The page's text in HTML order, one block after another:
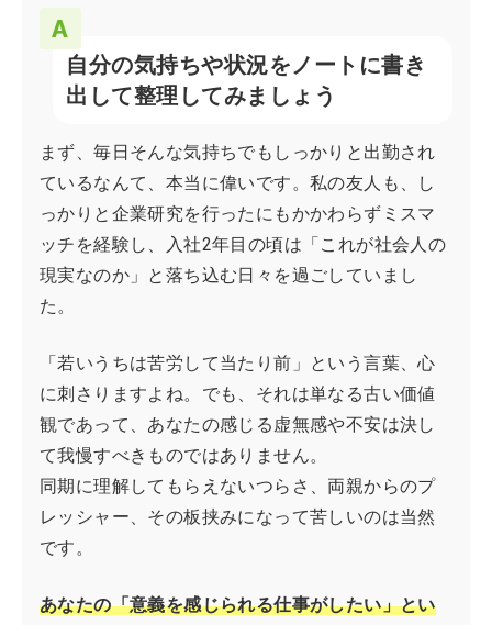
自分の気持ちや状況をノートに書き
出して整理してみましょう
まず、毎日そんな気持ちでもしっかりと出勤され
ているなんて、本当に偉いです。私の友人も、し
っかりと企業研究を行ったにもかかわらずミスマ
ッチを経験し、入社2年目の頃は「これが社会人の
現実なのか」と落ち込む日々を過ごしていまし
た。
「若いうちは苦労して当たり前」という言葉、心
に刺さりますよね。でも、それは単なる古い価値
観であって、あなたの感じる虚無感や不安は決し
て我慢すべきものではありません。
同期に理解してもらえないつらさ、両親からのプ
レッシャー、その板挟みになって苦しいのは当然
です。
あなたの「意義を感じられる仕事がしたい」とい